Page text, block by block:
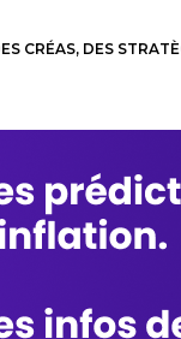
CRÉAS, DES